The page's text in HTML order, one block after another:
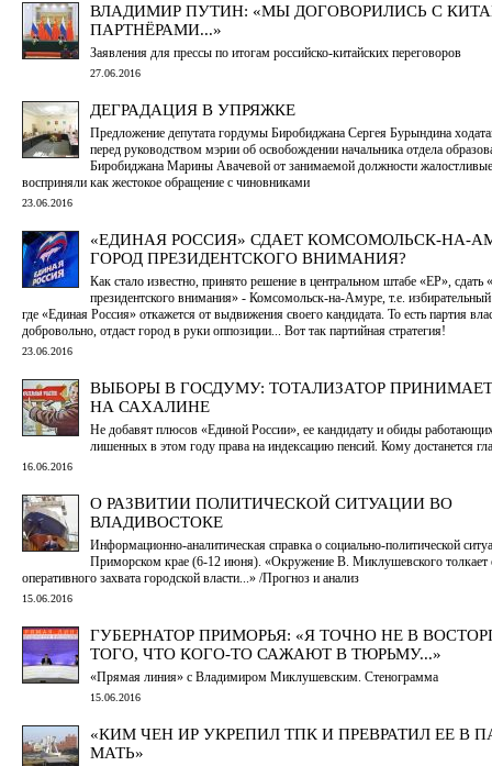
ВЛАДИМИР ПУТИН: «МЫ ДОГОВОРИЛИСЬ С
ПАРТНЁРАМИ...»
Заявления для прессы по итогам российско-китайских переговоров
27.06.2016
ДЕГРАДАЦИЯ В УПРЯЖКЕ
Предложение депутата гордумы Биробиджана Сергея Бурындина
перед руководством мэрии об освобождении начальника отдела
Биробиджана Марины Авачевой от занимаемой должности
восприняли как жестокое обращение с чиновниками
23.06.2016
«ЕДИНАЯ РОССИЯ» СДАЕТ КОМСОМОЛЬСК-НА-
ГОРОД ПРЕЗИДЕНТСКОГО ВНИМАНИЯ?
Как стало известно, принято решение в центральном штабе «ЕР», сдать
президентского внимания» - Комсомольск-на-Амуре, т.е.
где «Единая Россия» откажется от выдвижения своего кандидата. То есть партия
добровольно, отдаст город в руки оппозиции... Вот так партийная стратегия!
23.06.2016
ВЫБОРЫ В ГОСДУМУ: ТОТАЛИЗАТОР
НА САХАЛИНЕ
Не добавят плюсов «Единой России», ее кандидату и обиды
лишенных в этом году права на индексацию пенсий. Кому достанется
16.06.2016
О РАЗВИТИИ ПОЛИТИЧЕСКОЙ СИТУАЦИИ ВО
ВЛАДИВОСТОКЕ
Информационно-аналитическая справка о социально-политической
Приморском крае (6-12 июня). «Окружение В. Миклушевского толкает
оперативного захвата городской власти...» /Прогноз и анализ
15.06.2016
ГУБЕРНАТОР ПРИМОРЬЯ: «Я ТОЧНО НЕ В
ТОГО, ЧТО КОГО-ТО САЖАЮТ В ТЮРЬМУ...»
«Прямая линия» с Владимиром Миклушевским. Стенограмма
15.06.2016
«КИМ ЧЕН ИР УКРЕПИЛ ТПК И ПРЕВРАТИЛ ЕЕ В
МАТЬ»